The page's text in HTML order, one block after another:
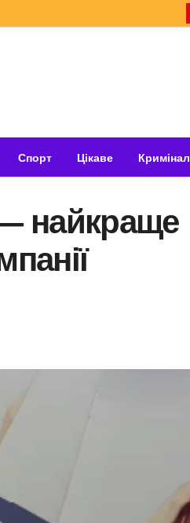
Спорт Цікаве Кримінал
найкраще